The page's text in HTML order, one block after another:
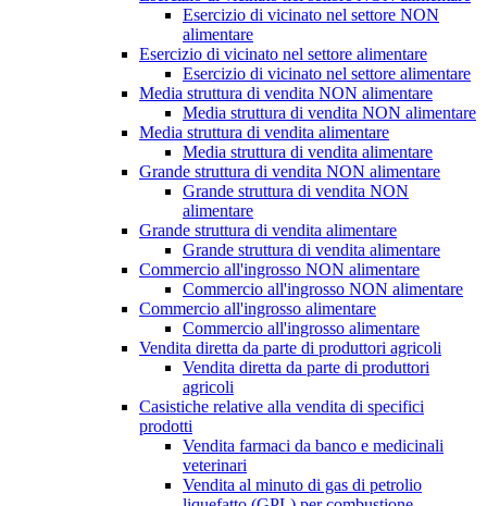
Esercizio di vicinato nel settore NON
alimentare
Esercizio di vicinato nel settore alimentare
Esercizio di vicinato nel settore alimentare
Media struttura di vendita NON alimentare
Media struttura di vendita NON alimentare
Media struttura di vendita alimentare
Media struttura di vendita alimentare
Grande struttura di vendita NON alimentare
Grande struttura di vendita NON
alimentare
Grande struttura di vendita alimentare
Grande struttura di vendita alimentare
Commercio all'ingrosso NON alimentare
Commercio all'ingrosso NON alimentare
Commercio all'ingrosso alimentare
Commercio all'ingrosso alimentare
Vendita diretta da parte di produttori agricoli
Vendita diretta da parte di produttori
agricoli
Casistiche relative alla vendita di specifici
prodotti
Vendita farmaci da banco e medicinali
veterinari
Vendita al minuto di gas di petrolio